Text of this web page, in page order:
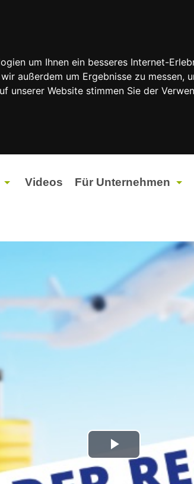
um Ihnen ein besseres Internet-
außerdem um Ergebnisse zu messen,
unserer Website stimmen Sie der
Videos Für Unternehmen
Play